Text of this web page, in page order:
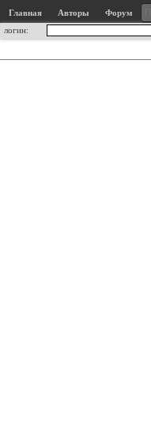
Главная Авторы
Форум
логин: